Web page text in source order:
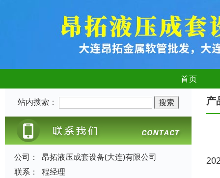
首页
站内搜索：
公司：
昂拓液压成套设备(大连)有限公司
联系：
程经理
产